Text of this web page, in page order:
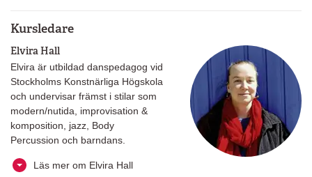
Kursledare
Elvira Hall
Elvira är utbildad danspedagog vid
Stockholms Konstnärliga Högskola
och undervisar främst i stilar som
modern/nutida, improvisation &
komposition, jazz, Body
Percussion och barndans.
Läs mer om Elvira Hall